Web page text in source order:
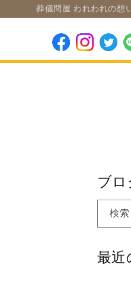
葬儀問屋 われわれの想
FacebookInstagramTwitter
ブロ
検索
最近